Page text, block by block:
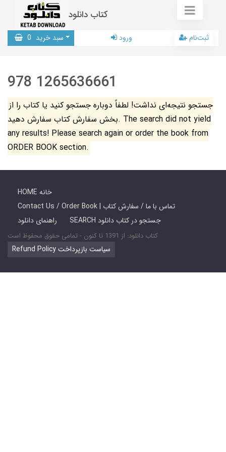
کتاب دانلود
سبد خرید 0 ورود ثبت‌نام
978 1265636661
جستجو نتیجه‌ای نداشت! لطفاً دوباره جستجو کنید یا کتاب را از
بخش سفارش کتاب سفارش دهید. The search did not yield
any results! Please search again or order the book from
ORDER BOOK section.
HOME خانه
Contact Us / Order Book | تماس با ما / سفارش کتاب
راهنمای دانلود
SEARCH جستجو در کتاب دانلود
کتاب دانلود: از 1391 تا کنون - تمامی حقوق محفوظ است
Refund Policy سیاست بازپرداخت